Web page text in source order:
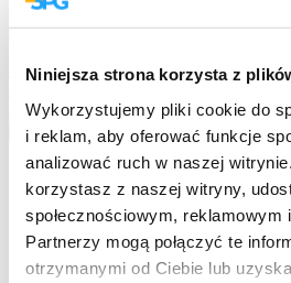
Niniejsza strona korzysta z
Wykorzystujemy pliki cookie do
i reklam, aby oferować funkcje
analizować ruch w naszej
korzystasz z naszej witryny,
społecznościowym, reklamowym
Partnerzy mogą połączyć te
otrzymanymi od Ciebie lub
O nas
O agencji 3PGKim jesteśmy i jak działamy
etapachRealizacje i case studiesEfekty
Kariera Oferty
3PG3PG Student BootcampProgram